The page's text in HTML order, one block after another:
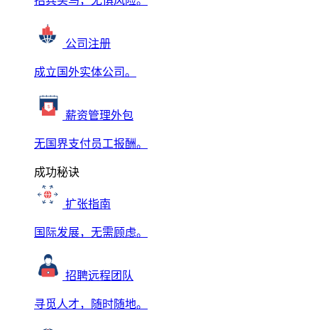
公司注册
成立国外实体公司。
薪资管理外包
无国界支付员工报酬。
成功秘诀
扩张指南
国际发展，无需顾虑。
招聘远程团队
寻觅人才，随时随地。